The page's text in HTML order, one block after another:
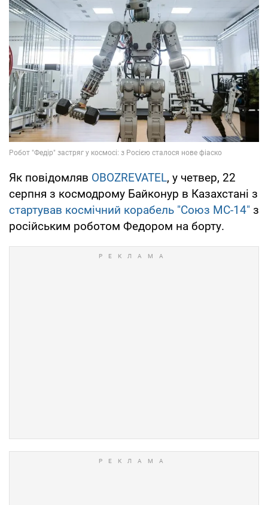
Як повідомляв OBOZREVATEL, у четвер, 22
серпня з космодрому Байконур в Казахстані з
стартував космічний корабель "Союз МС-14" з
російським роботом Федором на борту.